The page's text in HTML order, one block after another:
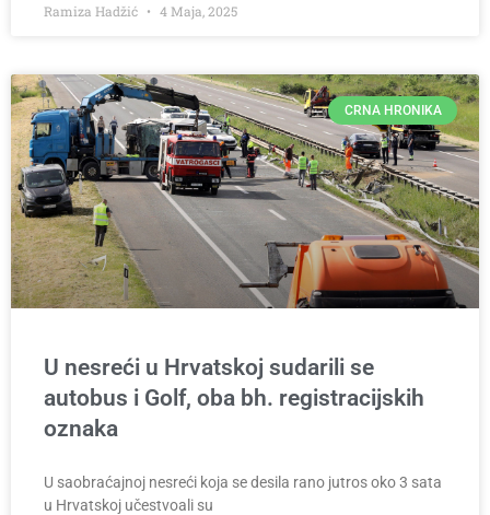
Ramiza Hadžić 4 Maja, 2025
CRNA HRONIKA
U nesreći u Hrvatskoj sudarili se
autobus i Golf, oba bh. registracijskih
oznaka
U saobraćajnoj nesreći koja se desila rano jutros oko 3 sata
u Hrvatskoj učestvoali su